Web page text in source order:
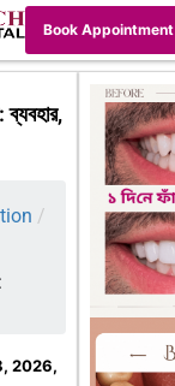
Book Appointment
ব্যবহার,
/
2026,